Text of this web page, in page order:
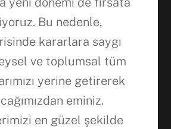
Bu nedenle,
kararlara saygı
ve toplumsal tüm
yerine getirerek
eminiz.
en güzel şekilde